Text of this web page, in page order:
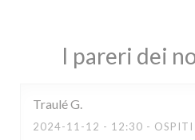
I pareri dei
TrauléG
2024-11-12 - 12:30 - OSPITI